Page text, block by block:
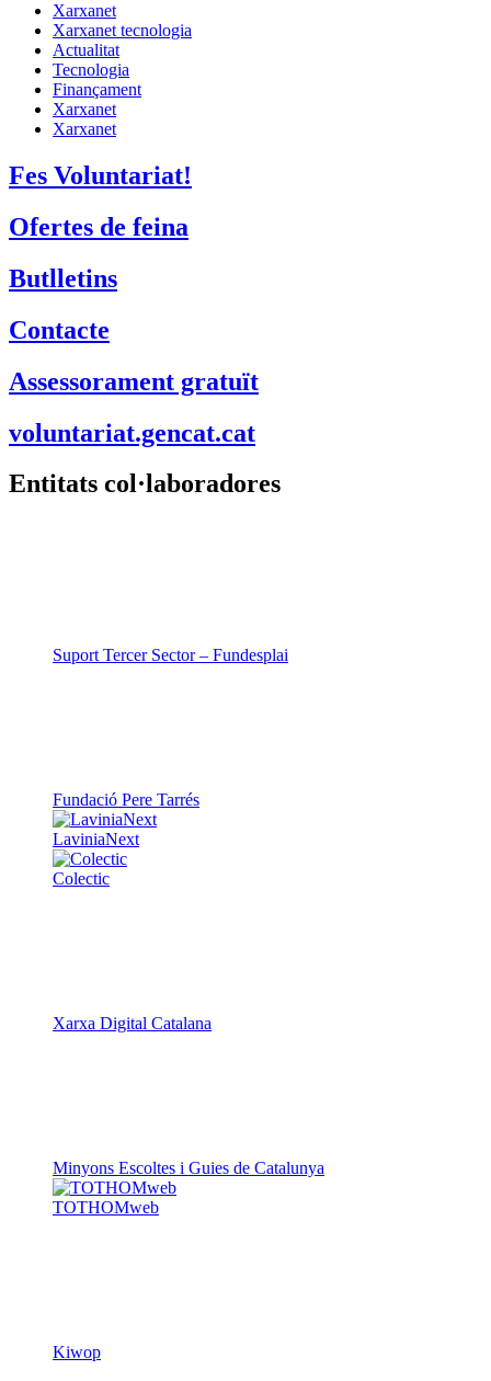
Xarxanet
Xarxanet tecnologia
Actualitat
Tecnologia
Finançament
Xarxanet
Xarxanet
Fes Voluntariat!
Ofertes de feina
Butlletins
Contacte
Assessorament gratuït
voluntariat.gencat.cat
Entitats col·laboradores
Suport Tercer Sector – Fundesplai
Fundació Pere Tarrés
LaviniaNext
Colectic
Xarxa Digital Catalana
Minyons Escoltes i Guies de Catalunya
TOTHOMweb
Generalitat de Catalunya